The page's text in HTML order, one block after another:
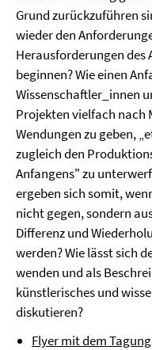
Grund zurückzuführen
wieder den
Herausforderungen des
beginnen? Wie einen
Wissenschaftler_innen
Projekten vielfach nach
Wendungen zu geben,
zugleich den
Anfangens" zu
ergeben sich somit,
nicht gegen, sondern
Differenz und
werden? Wie lässt sich
wenden und als
künstlerisches und
diskutieren?
Flyer mit dem